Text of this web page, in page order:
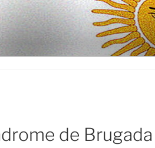
de Brugada